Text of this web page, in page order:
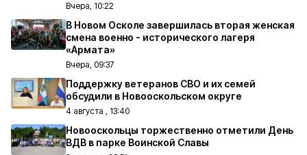
Вчера, 10:22
В Новом Осколе завершилась вторая женская
смена военно - исторического лагеря
«Армата»
Вчера, 09:37
Поддержку ветеранов СВО и их семей
обсудили в Новооскольском округе
4 августа , 13:40
Новооскольцы торжественно отметили День
ВДВ в парке Воинской Славы